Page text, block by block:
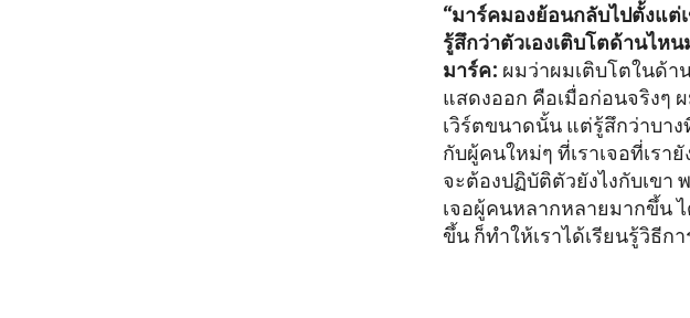
“มาร์คมองย้อนกลับไปตั้งแต่
รู้สึกว่าตัวเองเติบโตด้านไห
มาร์ค: ผมว่าผมเติบโตในด้
แสดงออก คือเมื่อก่อนจริงๆ
เวิร์ตขนาดนั้น แต่รู้สึกว่าบา
กับผู้คนใหม่ๆ ที่เราเจอที่เรายั
จะต้องปฏิบัติตัวยังไงกับเขา
เจอผู้คนหลากหลายมากขึ้น
ขึ้น ก็ทำให้เราได้เรียนรู้วิธีก